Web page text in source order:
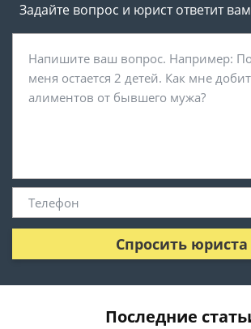
Задайте вопрос и юрист ответит
Спросить юриста
Последние